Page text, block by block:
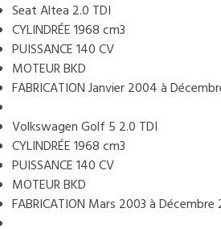
Seat Altea 2.0 TDI
CYLINDRÉE 1968 cm3
PUISSANCE 140 CV
MOTEUR BKD
FABRICATION Janvier 2004 à
Volkswagen Golf 5 2.0 TDI
CYLINDRÉE 1968 cm3
PUISSANCE 140 CV
MOTEUR BKD
FABRICATION Mars 2003 à Décembre